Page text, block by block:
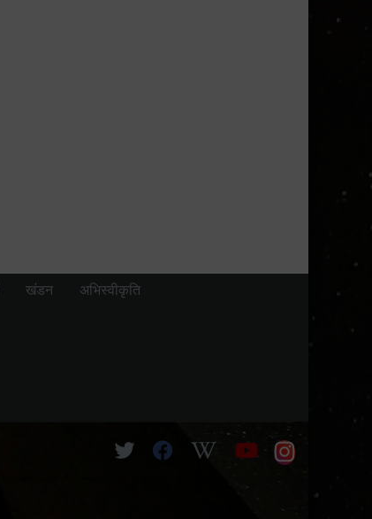
खंडन अभिस्वीकृति